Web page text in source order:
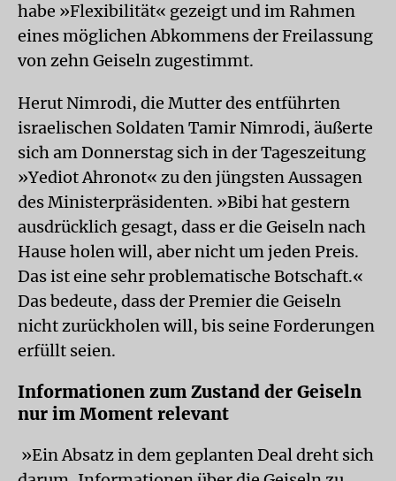
habe »Flexibilität« gezeigt und im Rahmen
eines möglichen Abkommens der Freilassung
von zehn Geiseln zugestimmt.
Herut Nimrodi, die Mutter des entführten
israelischen Soldaten Tamir Nimrodi, äußerte
sich am Donnerstag sich in der Tageszeitung
»Yediot Ahronot« zu den jüngsten Aussagen
des Ministerpräsidenten. »Bibi hat gestern
ausdrücklich gesagt, dass er die Geiseln nach
Hause holen will, aber nicht um jeden Preis.
Das ist eine sehr problematische Botschaft.«
Das bedeute, dass der Premier die Geiseln
nicht zurückholen will, bis seine Forderungen
erfüllt seien.
Informationen zum Zustand der Geiseln
nur im Moment relevant
»Ein Absatz in dem geplanten Deal dreht sich